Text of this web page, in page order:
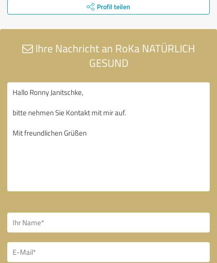
Profil teilen
Ihre Nachricht an RoKa NATÜRLICH
GESUND